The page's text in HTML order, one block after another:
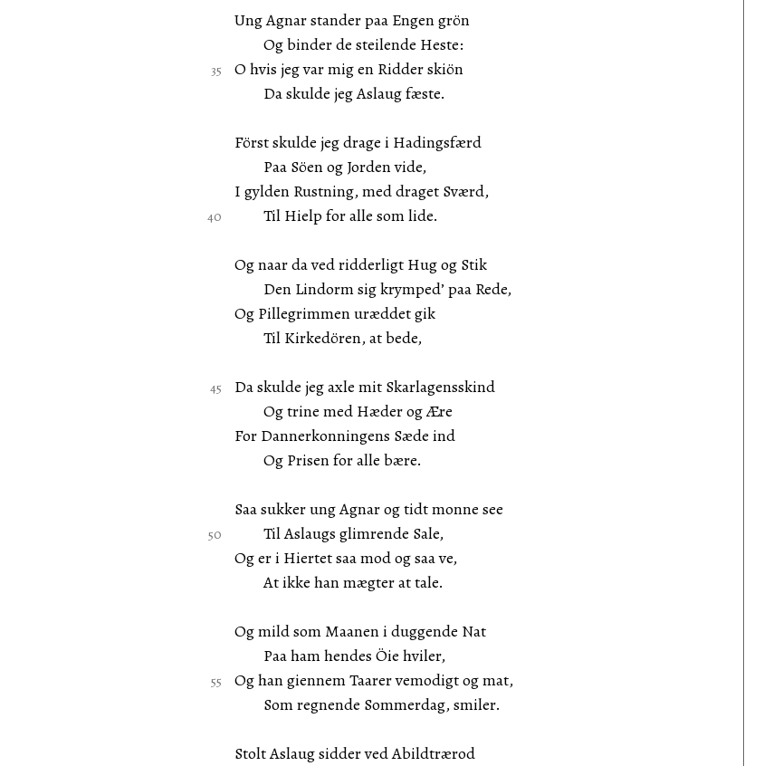
Ung Agnar stander paa Engen grön
Og binder de steilende Heste:
O hvis jeg var mig en Ridder skiön
Da skulde jeg Aslaug fæste.
Först skulde jeg drage i Hadingsfærd
Paa Söen og Jorden vide,
I gylden Rustning, med draget Sværd,
Til Hielp for alle som lide.
Og naar da ved ridderligt Hug og Stik
Den Lindorm sig krymped’ paa Rede,
Og Pillegrimmen uræddet gik
Til Kirkedören, at bede,
Da skulde jeg axle mit Skarlagensskind
Og trine med Hæder og Ære
For Dannerkonningens Sæde ind
Og Prisen for alle bære.
Saa sukker ung Agnar og tidt monne see
Til Aslaugs glimrende Sale,
Og er i Hiertet saa mod og saa ve,
At ikke han mægter at tale.
Og mild som Maanen i duggende Nat
Paa ham hendes Öie hviler,
Og han giennem Taarer vemodigt og mat,
Som regnende Sommerdag, smiler.
Stolt Aslaug sidder ved Abildtrærod